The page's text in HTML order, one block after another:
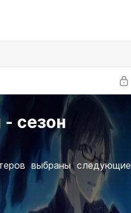
- сезон
выбраны следующие